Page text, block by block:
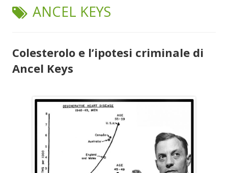
TAG:
ANCEL KEYS
Colesterolo e l’ipotesi criminale di
Ancel Keys